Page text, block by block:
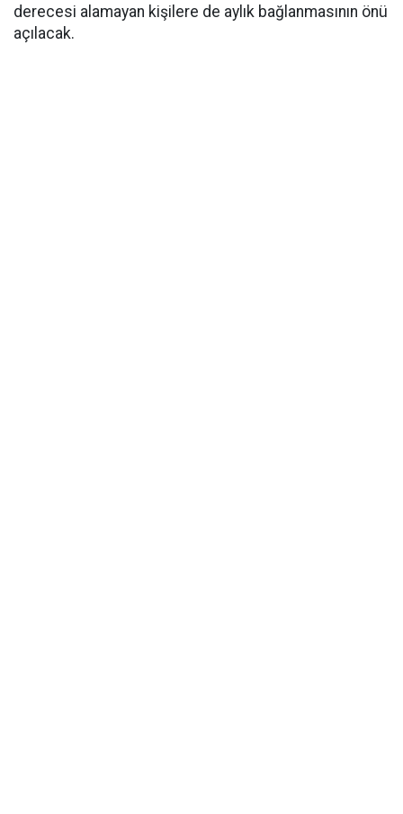
derecesi alamayan kişilere de aylık bağlanmasının önü
açılacak.